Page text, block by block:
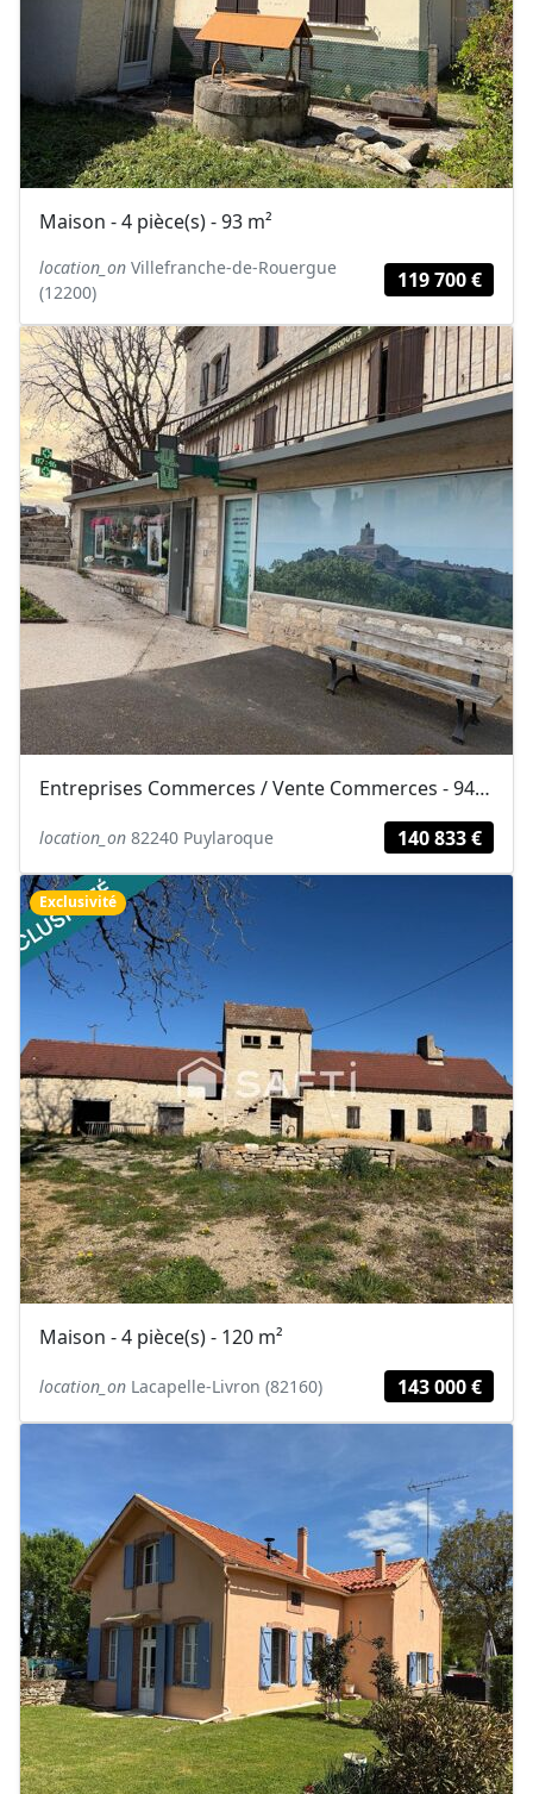
Maison - 4 pièce(s) - 93 m²
location_on Villefranche-de-Rouergue
(12200)
119 700 €
Entreprises Commerces / Vente Commerces - 94 m² - 140 833 €
location_on 82240 Puylaroque 140 833 €
Exclusivité
Maison - 4 pièce(s) - 120 m²
location_on Lacapelle-Livron (82160) 143 000 €